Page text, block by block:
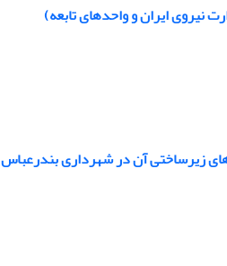
نیروی ایران و واحدهای تابعه)
زیرساختی آن در شهرداری بندرعباس